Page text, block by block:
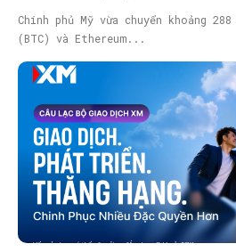
Chính phủ Mỹ vừa chuyển khoảng
(BTC) và Ethereum...